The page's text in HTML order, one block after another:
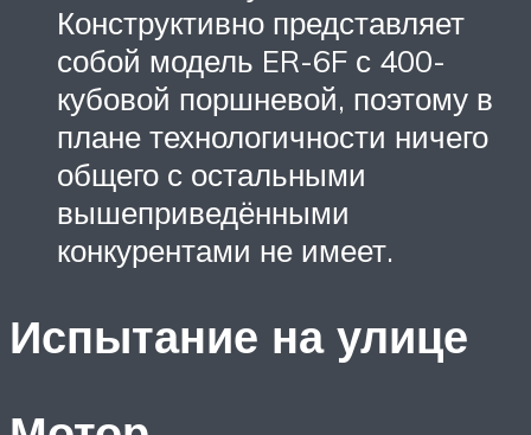
Конструктивно представляет
собой модель ER-6F с 400-
кубовой поршневой, поэтому в
плане технологичности ничего
общего с остальными
вышеприведёнными
конкурентами не имеет.
Испытание на улице